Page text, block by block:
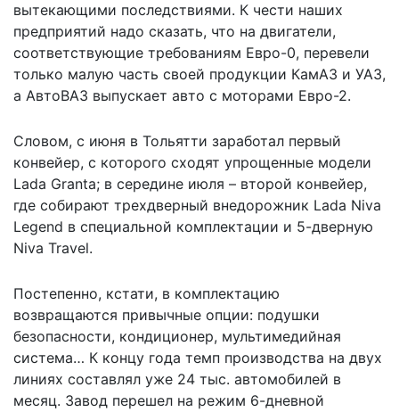
вытекающими последствиями. К чести наших
предприятий надо сказать, что на двигатели,
соответствующие требованиям Евро-0, перевели
только малую часть своей продукции КамАЗ и УАЗ,
а АвтоВАЗ выпускает авто с моторами Евро-2.
Словом, с июня в Тольятти заработал первый
конвейер, с которого сходят упрощенные модели
Lada Granta; в середине июля – второй конвейер,
где собирают трехдверный внедорожник Lada Niva
Legend в специальной комплектации и 5-дверную
Niva Travel.
Постепенно, кстати, в комплектацию
возвращаются привычные опции: подушки
безопасности, кондиционер, мультимедийная
система… К концу года темп производства на двух
линиях составлял уже 24 тыс. автомобилей в
месяц. Завод перешел на режим 6-дневной